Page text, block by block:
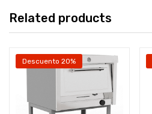
Related products
Descuento 20%